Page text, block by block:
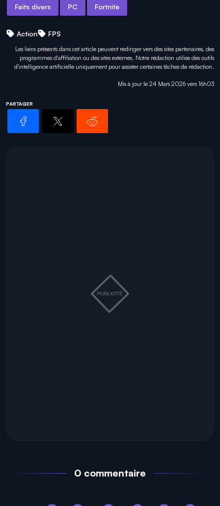
Faits divers PC Fortnite
Action FPS
Les liens présents dans cet article peuvent rediriger vers des sites partenaires, des
programmes d'affiliation ou des sites externes. Notre rédaction utilise des outils
d'intelligence artificielle uniquement pourassister certaines tâches de rédaction.
Mis à jour le 24 Mars 2026 vers 16h03
PARTAGER
0 commentaire